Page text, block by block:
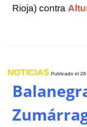
Rioja) contra
NOTICIAS Publicado el